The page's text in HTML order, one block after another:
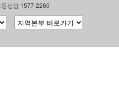
동상담 1577-2260